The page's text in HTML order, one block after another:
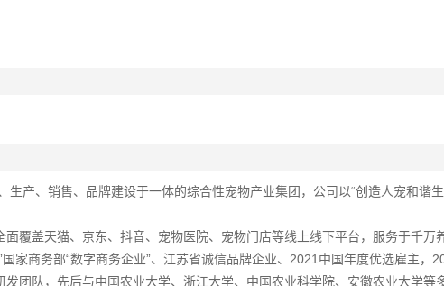
产、销售、品牌建设于一体的综合性宠物产业集团，公司以“创造人宠和谐
覆盖天猫、京东、抖音、宠物医院、宠物门店等线上线下平台，服务于千万
家商务部“数字商务企业”、江苏省诚信品牌企业、2021中国年度优选雇主，
团队，先后与中国农业大学、浙江大学、中国农业科学院、安徽农业大学等